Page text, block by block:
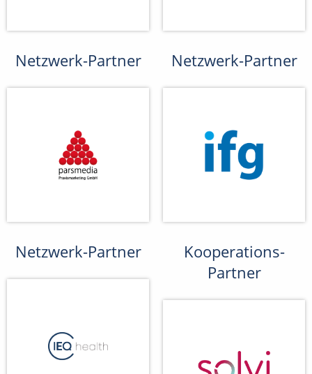
Netzwerk-Partner Netzwerk-Partner
Netzwerk-Partner
Kooperations-
Partner